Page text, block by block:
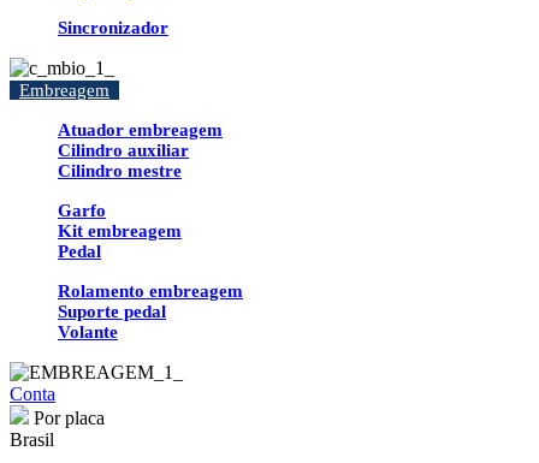
Sincronizador
Embreagem
Atuador embreagem
Cilindro auxiliar
Cilindro mestre
Garfo
Kit embreagem
Pedal
Rolamento embreagem
Suporte pedal
Volante
Conta
Por placa
Brasil